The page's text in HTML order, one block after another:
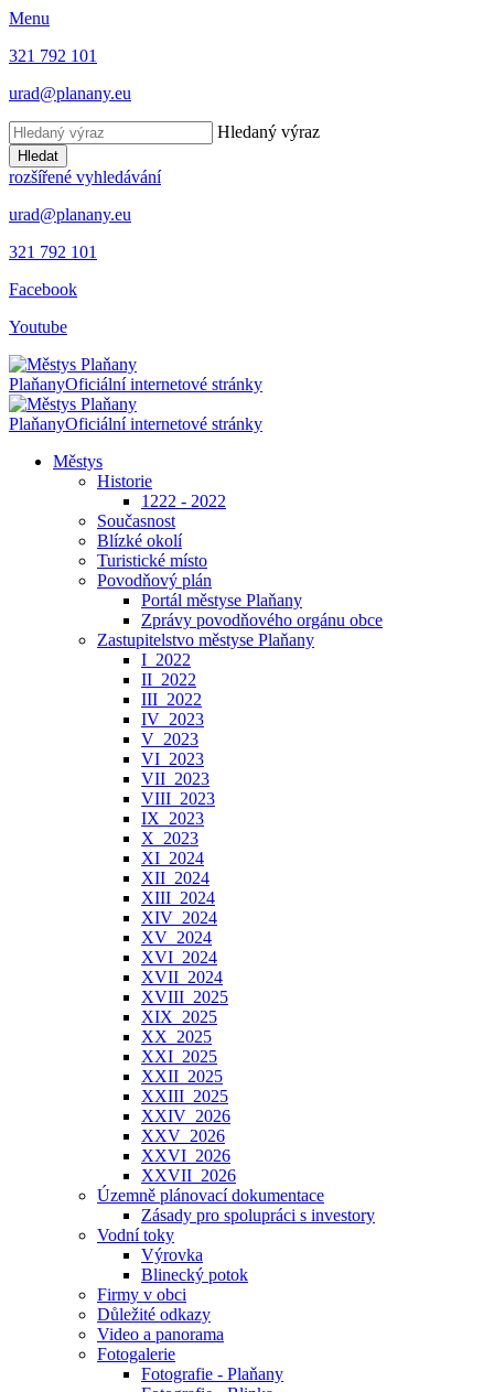
Menu
321 792 101
urad@planany.eu
Hledaný výraz
Hledat
rozšířené vyhledávání
urad@planany.eu
321 792 101
Facebook
Youtube
PlaňanyOficiální internetové stránky
PlaňanyOficiální internetové stránky
Městys
Historie
1222 - 2022
Současnost
Blízké okolí
Turistické místo
Povodňový plán
Portál městyse Plaňany
Zprávy povodňového orgánu obce
Zastupitelstvo městyse Plaňany
I_2022
II_2022
III_2022
IV_2023
V_2023
VI_2023
VII_2023
VIII_2023
IX_2023
X_2023
XI_2024
XII_2024
XIII_2024
XIV_2024
XV_2024
XVI_2024
XVII_2024
XVIII_2025
XIX_2025
XX_2025
XXI_2025
XXII_2025
XXIII_2025
XXIV_2026
XXV_2026
XXVI_2026
XXVII_2026
Územně plánovací dokumentace
Zásady pro spolupráci s investory
Vodní toky
Výrovka
Blinecký potok
Firmy v obci
Důležité odkazy
Video a panorama
Fotogalerie
Fotografie - Plaňany